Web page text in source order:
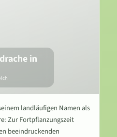
in
landläufigen Namen als
Zur Fortpflanzungszeit
beeindruckenden